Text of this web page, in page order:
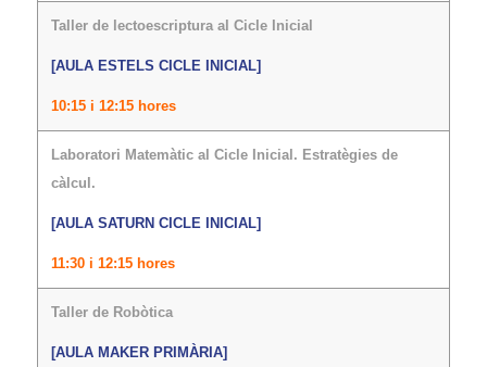
Taller de lectoescriptura al Cicle Inicial
[AULA ESTELS CICLE INICIAL]
10:15 i 12:15 hores
Laboratori Matemàtic al Cicle Inicial. Estratègies de
càlcul.
[AULA SATURN CICLE INICIAL]
11:30 i 12:15 hores
Taller de Robòtica
[AULA MAKER PRIMÀRIA]